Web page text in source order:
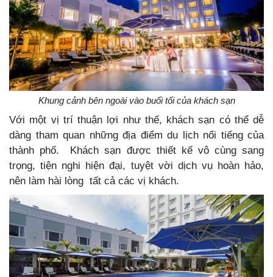
Khung cảnh bên ngoài vào buổi tối của khách sạn
Với một vị trí thuận lợi như thế, khách sạn có thể dễ
dàng tham quan những địa điểm du lịch nổi tiếng của
thành phố. Khách sạn được thiết kế vô cùng sang
trọng, tiện nghi hiện đại, tuyệt vời dịch vụ hoàn hảo,
nên làm hài lòng tất cả các vị khách.